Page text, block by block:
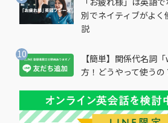
別でネイティブがよ
説
【簡単】関係代名詞
方！どうやって使うの